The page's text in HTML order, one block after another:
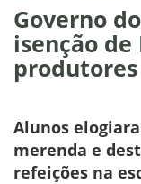
Governo
isenção de
Alunos
merenda e
refeições na